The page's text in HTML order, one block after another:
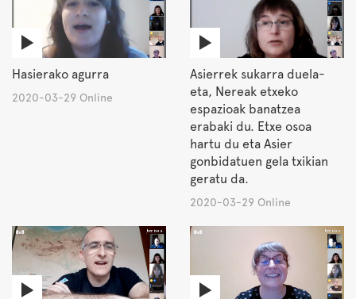
Hasierako agurra
2020-03-29 Online
Asierrek sukarra duela-
eta, Nereak etxeko
espazioak banatzea
erabaki du. Etxe osoa
hartu du eta Asier
gonbidatuen gela txikian
geratu da.
2020-03-29 Online